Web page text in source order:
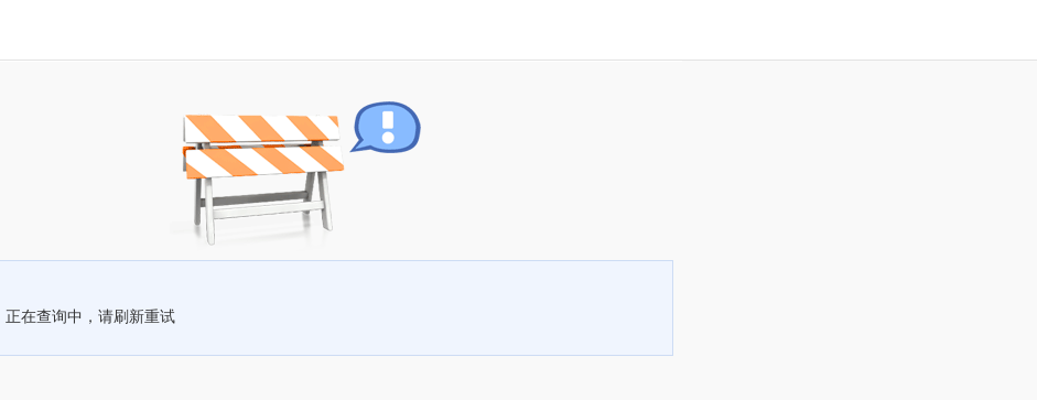
正在查询中，请刷新重试